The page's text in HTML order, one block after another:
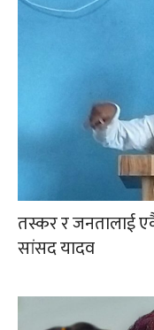
तस्कर र जनतालाई
सांसद यादव